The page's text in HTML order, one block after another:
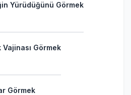
Yürüdüğünü Görmek
Görmek
Görmek